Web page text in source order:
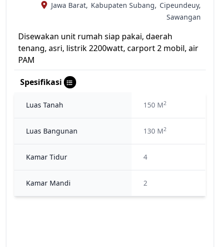
Jawa Barat, Kabupaten Subang, Cipeundeuy,
Sawangan
Disewakan unit rumah siap pakai, daerah
tenang, asri, listrik 2200watt, carport 2 mobil, air
PAM
Spesifikasi
Luas Tanah 150 M2
Luas Bangunan 130 M2
Kamar Tidur 4
Kamar Mandi 2